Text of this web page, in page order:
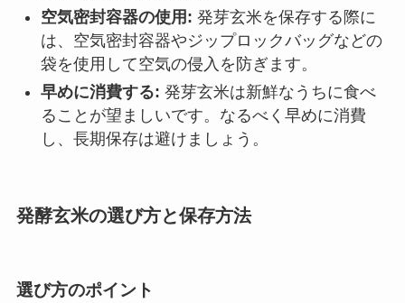
空気密封容器の使用: 発芽玄米を保存する際に
は、空気密封容器やジップロックバッグなどの
袋を使用して空気の侵入を防ぎます。
早めに消費する: 発芽玄米は新鮮なうちに食べ
ることが望ましいです。なるべく早めに消費
し、長期保存は避けましょう。
発酵玄米の選び方と保存方法
選び方のポイント